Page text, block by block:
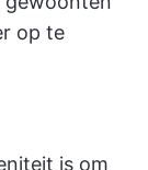
op te
is om